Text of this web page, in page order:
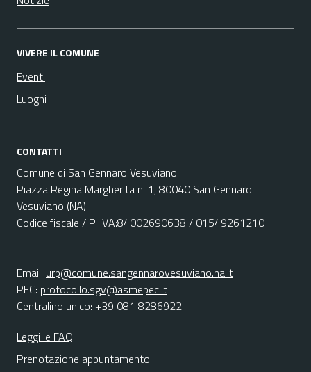
VIVERE IL COMUNE
Eventi
Luoghi
CONTATTI
Comune di San Gennaro Vesuviano
Piazza Regina Margherita n. 1, 80040 San Gennaro
Vesuviano (NA)
Codice fiscale / P. IVA:84002690638 / 01549261210
Email: urp@comune.sangennarovesuviano.na.it
PEC: protocollo.sgv@asmepec.it
Centralino unico: +39 081 8286922
Leggi le FAQ
Prenotazione appuntamento